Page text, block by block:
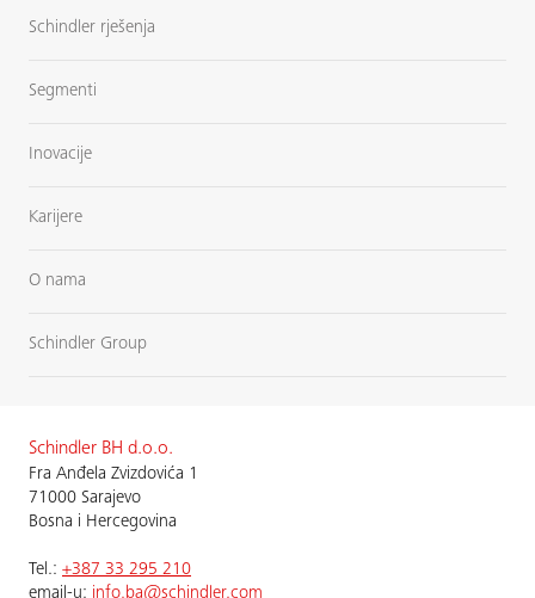
Schindler rješenja
Segmenti
Inovacije
Karijere
O nama
Schindler Group
Schindler BH d.o.o.
Fra Anđela Zvizdovića 1
71000 Sarajevo
Bosna i Hercegovina
Теl.: +387 33 295 210
email-u: info.ba@schindler.com